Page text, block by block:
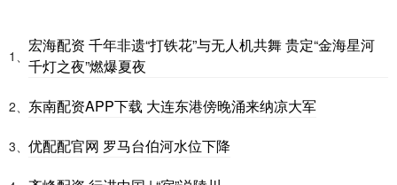
1、
宏海配资 千年非遗“打铁花”与无人机共舞 贵定“金海星河
千灯之夜”燃爆夏夜
2、 东南配资APP下载 大连东港傍晚涌来纳凉大军
3、 优配配官网 罗马台伯河水位下降